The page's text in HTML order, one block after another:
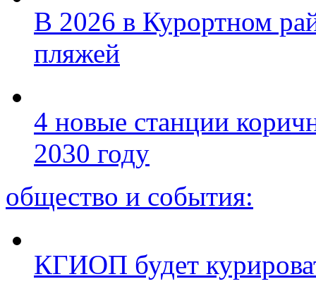
В 2026 в Курортном
пляжей
4 новые станции
2030 году
общество и события:
КГИОП будет